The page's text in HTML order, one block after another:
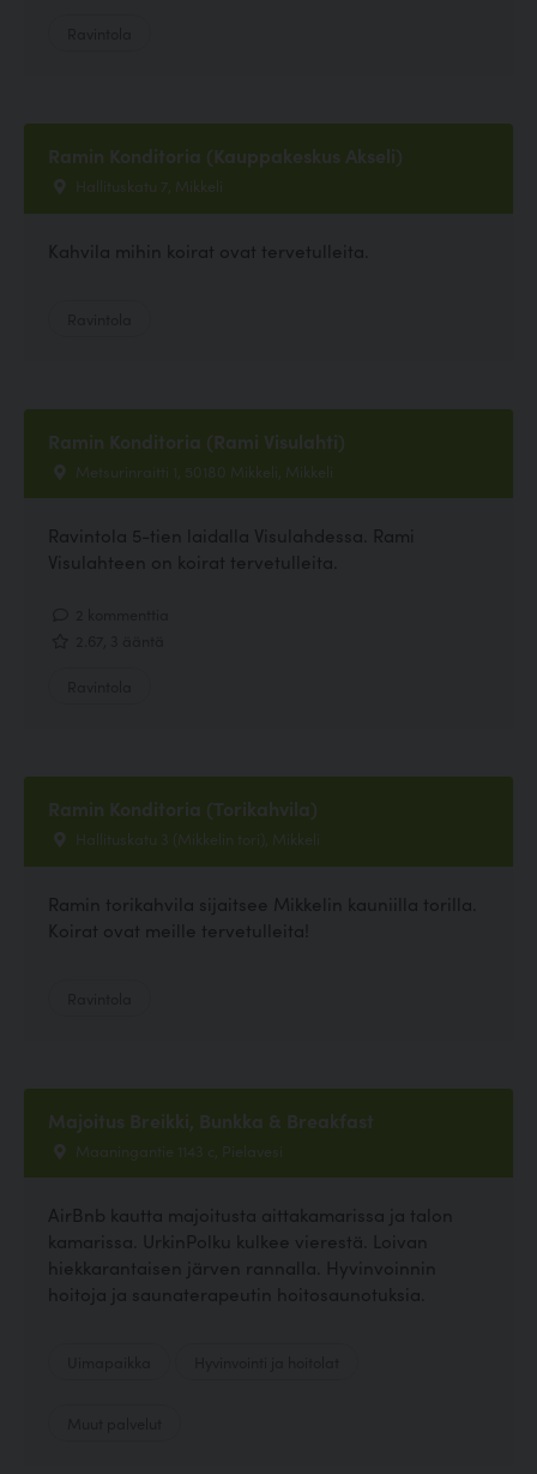
Ramin Konditoria (Kauppakeskus Akseli)
Hallituskatu 7, Mikkeli
Kahvila mihin koirat ovat tervetulleita.
Ramin Konditoria (Rami Visulahti)
Metsurinraitti 1, 50180 Mikkeli, Mikkeli
Ravintola 5-tien laidalla Visulahdessa. Rami
Visulahteen on koirat tervetulleita.
Ramin Konditoria (Torikahvila)
Hallituskatu 3 (Mikkelin tori), Mikkeli
Ramin torikahvila sijaitsee Mikkelin kauniilla torilla.
Koirat ovat meille tervetulleita!
Majoitus Breikki, Bunkka & Breakfast
Maaningantie 1143 c, Pielavesi
AirBnb kautta majoitusta aittakamarissa ja talon
kamarissa. UrkinPolku kulkee vierestä. Loivan
hiekkarantaisen järven rannalla. Hyvinvoinnin
hoitoja ja saunaterapeutin hoitosaunotuksia.